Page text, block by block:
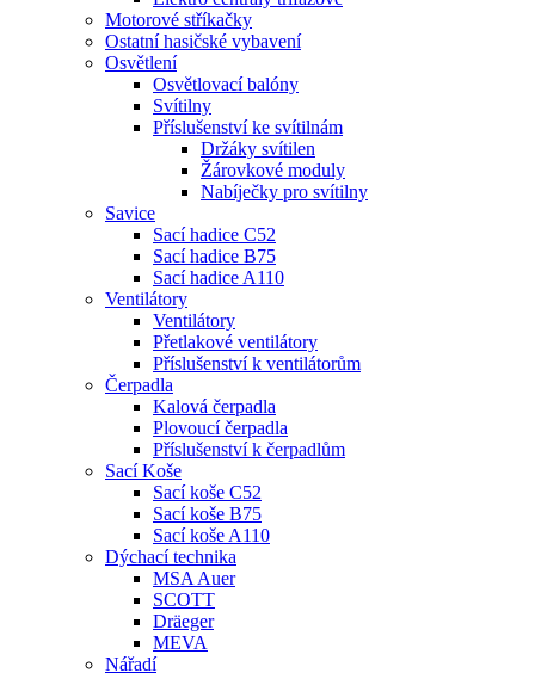
Motorové stříkačky
Ostatní hasičské vybavení
Osvětlení
Osvětlovací balóny
Svítilny
Příslušenství ke svítilnám
Držáky svítilen
Žárovkové moduly
Nabíječky pro svítilny
Savice
Sací hadice C52
Sací hadice B75
Sací hadice A110
Ventilátory
Ventilátory
Přetlakové ventilátory
Příslušenství k ventilátorům
Čerpadla
Kalová čerpadla
Plovoucí čerpadla
Příslušenství k čerpadlům
Sací Koše
Sací koše C52
Sací koše B75
Sací koše A110
Dýchací technika
MSA Auer
SCOTT
Dräeger
MEVA
Nářadí